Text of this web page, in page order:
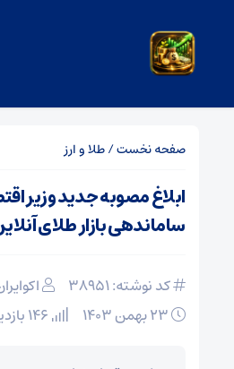
صفحه نخست/طلا و ارز
ابلاغ مصوبه جدید وزیر
ساماندهی بازار طلای
کد نوشته: 38951